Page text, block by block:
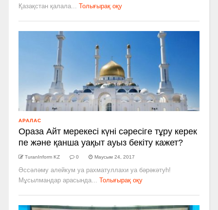
Қазақстан қалала...
Толығырақ оқу
АРАЛАС
Ораза Айт мерекесі күні сәресіге тұру керек
пе және қанша уақыт ауыз бекіту кажет?
TuranInform KZ 0 Маусым 24, 2017
Әссәләму алейкум уа рахматуллахи уа бәрәкәтуһ!
Мұсылмандар арасында...
Толығырақ оқу